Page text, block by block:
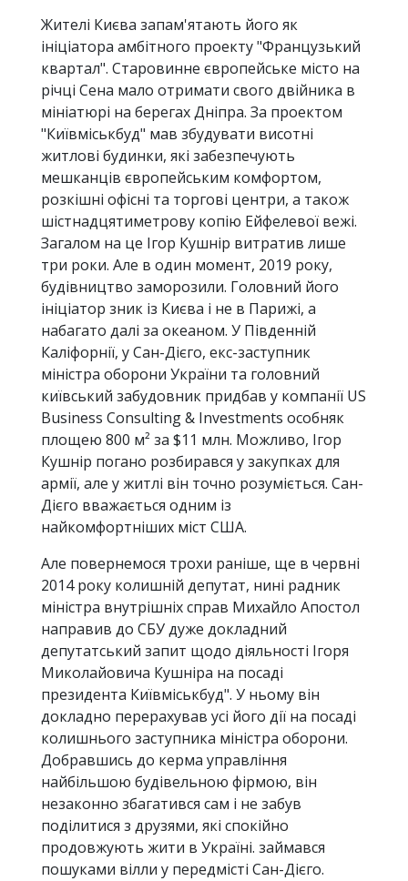
Жителі Києва запам'ятають його як
ініціатора амбітного проекту "Французький
квартал". Старовинне європейське місто на
річці Сена мало отримати свого двійника в
мініатюрі на берегах Дніпра. За проектом
"Київміськбуд" мав збудувати висотні
житлові будинки, які забезпечують
мешканців європейським комфортом,
розкішні офісні та торгові центри, а також
шістнадцятиметрову копію Ейфелевої вежі.
Загалом на це Ігор Кушнір витратив лише
три роки. Але в один момент, 2019 року,
будівництво заморозили. Головний його
ініціатор зник із Києва і не в Парижі, а
набагато далі за океаном. У Південній
Каліфорнії, у Сан-Дієго, екс-заступник
міністра оборони України та головний
київський забудовник придбав у компанії US
Business Consulting & Investments особняк
площею 800 м² за $11 млн. Можливо, Ігор
Кушнір погано розбирався у закупках для
армії, але у житлі він точно розуміється. Сан-
Дієго вважається одним із
найкомфортніших міст США.
Але повернемося трохи раніше, ще в червні
2014 року колишній депутат, нині радник
міністра внутрішніх справ Михайло Апостол
направив до СБУ дуже докладний
депутатський запит щодо діяльності Ігоря
Миколайовича Кушніра на посаді
президента Київміськбуд". У ньому він
докладно перерахував усі його дії на посаді
колишнього заступника міністра оборони.
Добравшись до керма управління
найбільшою будівельною фірмою, він
незаконно збагатився сам і не забув
поділитися з друзями, які спокійно
продовжують жити в Україні. займався
пошуками вілли у передмісті Сан-Дієго.